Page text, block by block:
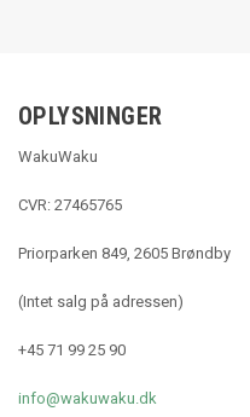
OPLYSNINGER
WakuWaku
CVR: 27465765
Priorparken 849, 2605 Brøndby
(Intet salg på adressen)
+45 71 99 25 90
info@wakuwaku.dk